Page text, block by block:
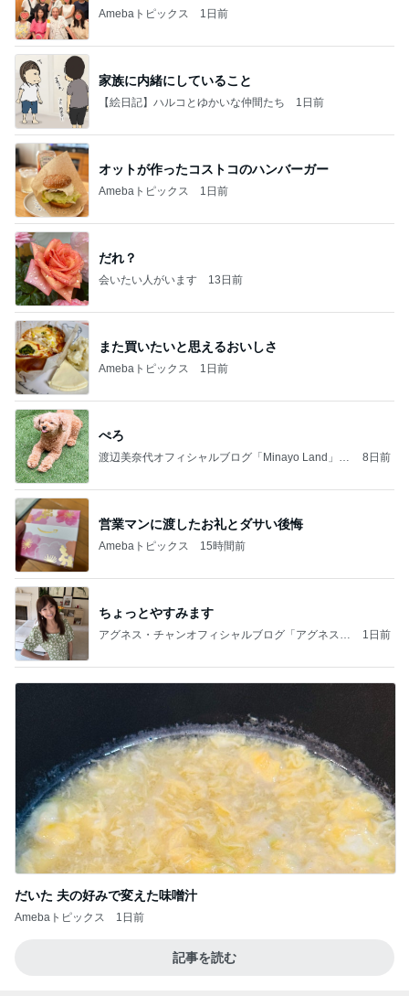
Amebaトピックス 1日前
家族に内緒にしていること
【絵日記】ハルコとゆかいな仲間たち 1日前
オットが作ったコストコのハンバーガー
Amebaトピックス 1日前
だれ？
会いたい人がいます 13日前
また買いたいと思えるおいしさ
Amebaトピックス 1日前
ぺろ
渡辺美奈代オフィシャルブログ「Minayo Land」P
8日前
営業マンに渡したお礼とダサい後悔
Amebaトピックス 15時間前
ちょっとやすみます
アグネス・チャンオフィシャルブログ「アグネスち
1日前
だいた 夫の好みで変えた味噌汁
Amebaトピックス 1日前
記事を読む